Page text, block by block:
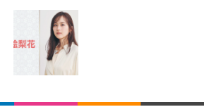
ら RJ45 延長ケーブルイーサネットエクステ
USB 延長 50 メートル距離 RJ45 Cat5e / 6 ケ
LAN アダプタオーバーリピータイーサネット
ブル コネクタ Cat6A Cat6 Cat5e RJ45 イ
最強 ゲーミング PC】GMKtec NucBox K
ニPCゲーミング AMD R7 8845HS搭載 【R
8745HS/H255より上位】Radeon 780M | 1
拡張可能 32GB DDR5+1TB SSD |Oculi
| Win11 Pro 5.1GHz | Win11 Pro | 8
け・5年安定ビジネスに最適】GMKtec ミニ
ワイヤレスマウス Bluetooth Slint M-TM1
EC 薄型 静音 4ボタン プレゼンモード機能
Mac Android iOS iPadOS FireOS対応
ワイヤレスマウス Bluetooth EX-G 握りの